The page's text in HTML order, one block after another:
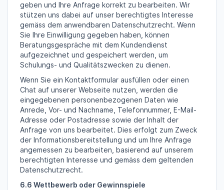
geben und Ihre Anfrage korrekt zu bearbeiten. Wir
stützen uns dabei auf unser berechtigtes Interesse
gemäss dem anwendbaren Datenschutzrecht. Wenn
Sie Ihre Einwilligung gegeben haben, können
Beratungsgespräche mit dem Kundendienst
aufgezeichnet und gespeichert werden, um
Schulungs- und Qualitätszwecken zu dienen.
Wenn Sie ein Kontaktformular ausfüllen oder einen
Chat auf unserer Webseite nutzen, werden die
eingegebenen personenbezogenen Daten wie
Anrede, Vor- und Nachname, Telefonnummer, E-Mail-
Adresse oder Postadresse sowie der Inhalt der
Anfrage von uns bearbeitet. Dies erfolgt zum Zweck
der Informationsbereitstellung und um Ihre Anfrage
angemessen zu bearbeiten, basierend auf unserem
berechtigten Interesse und gemäss dem geltenden
Datenschutzrecht.
6.6 Wettbewerb oder Gewinnspiele